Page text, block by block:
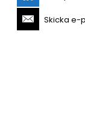
Skicka e-